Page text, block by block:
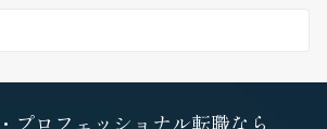
プロフェッショナル転職なら